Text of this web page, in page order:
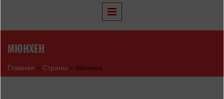
МЮНХЕН
Вы здесь
Главная » Страны » Мюнхен